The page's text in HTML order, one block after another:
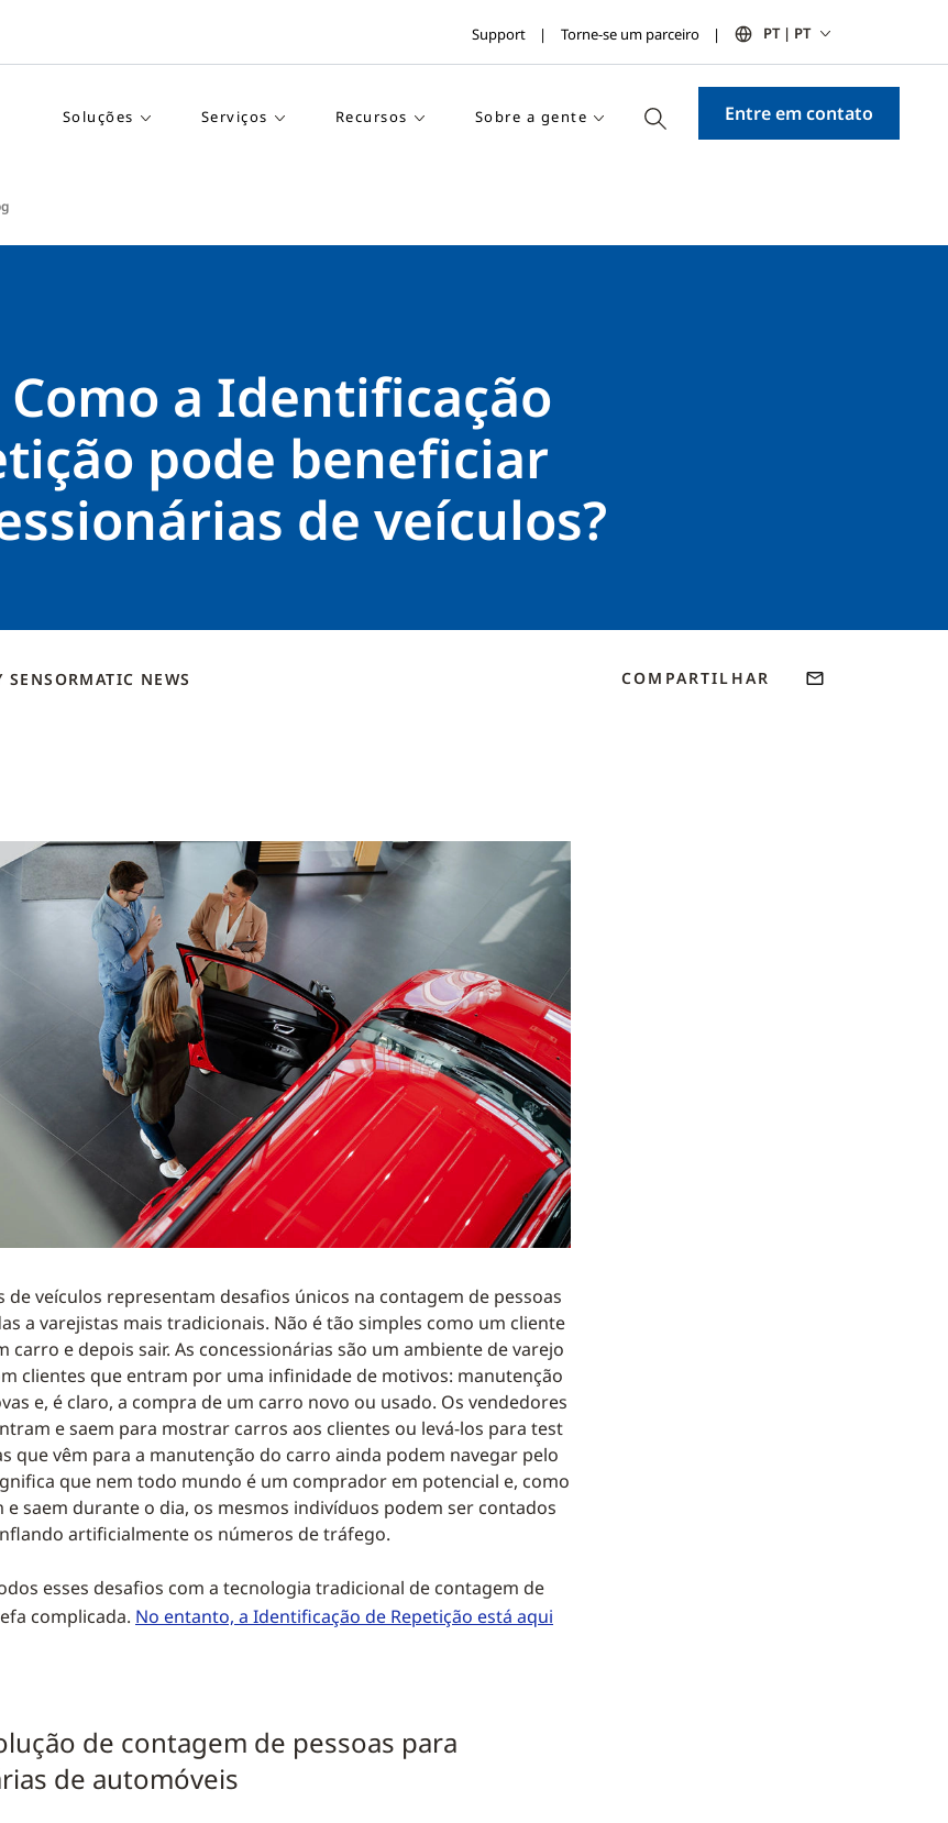
Support Torne-se um parceiro PT | PT
Soluções Serviços Recursos Sobre a gente Entre em contato
Como a Identificação
pode beneficiar
de veículos?
SENSORMATIC NEWS
COMPARTILHAR
de veículos representam desafios únicos na contagem de pessoas
a varejistas mais tradicionais. Não é tão simples como um cliente
carro e depois sair. As concessionárias são um ambiente de varejo
clientes que entram por uma infinidade de motivos: manutenção
e, é claro, a compra de um carro novo ou usado. Os vendedores
e saem para mostrar carros aos clientes ou levá-los para test
que vêm para a manutenção do carro ainda podem navegar pelo
que nem todo mundo é um comprador em potencial e, como
e saem durante o dia, os mesmos indivíduos podem ser contados
artificialmente os números de tráfego.
esses desafios com a tecnologia tradicional de contagem de
complicada. No entanto, a Identificação de Repetição está aqui
de contagem de pessoas para
de automóveis